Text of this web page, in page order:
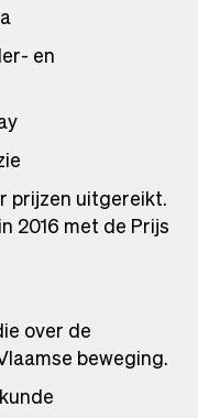
en
prijzen uitgereikt.
2016 met de Prijs
over de
beweging.